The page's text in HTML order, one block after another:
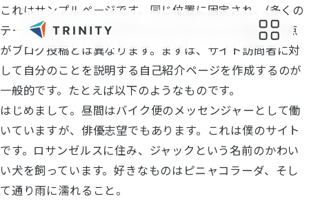
会社概要
会社概要
会社の取り組み
健康経営
えるぼし認定
サポート
お問い合わせ
読み物
これはサンプルページです。同じ位置に固定され、(多くの
テーマでは) サイトナビゲーションメニューに含まれる点
がブログ投稿とは異なります。まずは、サイト訪問者に対
して自分のことを説明する自己紹介ページを作成するのが
一般的です。たとえば以下のようなものです。
はじめまして。昼間はバイク便のメッセンジャーとして働
いていますが、俳優志望でもあります。これは僕のサイト
です。ロサンゼルスに住み、ジャックという名前のかわい
い犬を飼っています。好きなものはピニャコラーダ、そし
て通り雨に濡れること。